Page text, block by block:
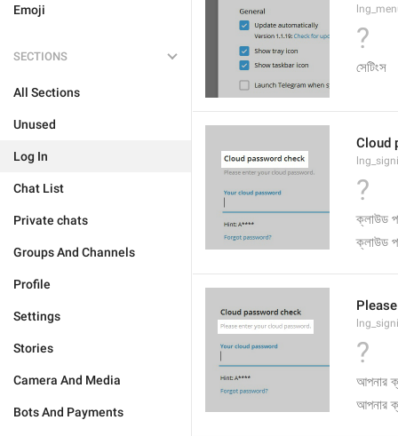
Emoji
SECTIONS
All Sections
Unused
Log In
Chat List
Private chats
Groups And Channels
Profile
Settings
Stories
Camera And Media
Bots And Payments
?
সেটিংস
Cloud
?
?
আপনার